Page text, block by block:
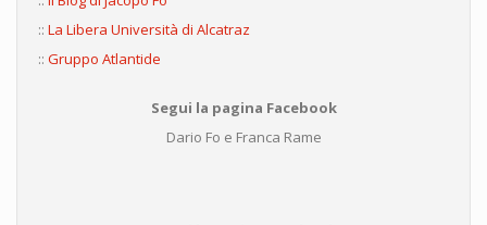
:: La Libera Università di Alcatraz
:: Gruppo Atlantide
Segui la pagina Facebook
Dario Fo e Franca Rame